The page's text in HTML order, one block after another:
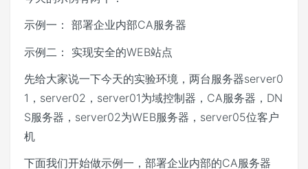
示例一： 部署企业内部CA服务器
示例二： 实现安全的WEB站点
先给大家说一下今天的实验环境，两台服务器server0
1，server02，server01为域控制器，CA服务器，DN
S服务器，server02为WEB服务器，server05位客户
机
下面我们开始做示例一，部署企业内部的CA服务器